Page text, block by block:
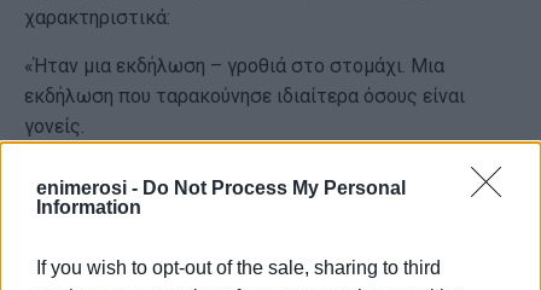
enimerosi - Do Not Process My Personal
Information
If you wish to opt-out of the sale, sharing to third
χαρακτηριστικά:
«Ήταν μια εκδήλωση – γροθιά στο στομάχι. Μια
εκδήλωση που ταρακούνησε ιδιαίτερα όσους είναι
γονείς.
Ως ΤΕ ΣΕΓΑΣ Κέρκυρας οργανώσαμε μια ημερίδα με θέμα
τη βία στους ανηλίκους.
ψυχολόγων και της κοινωνικής λειτουργού του